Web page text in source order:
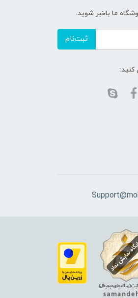
ما باخبر شوید:
ثبت‌نام
کنید: